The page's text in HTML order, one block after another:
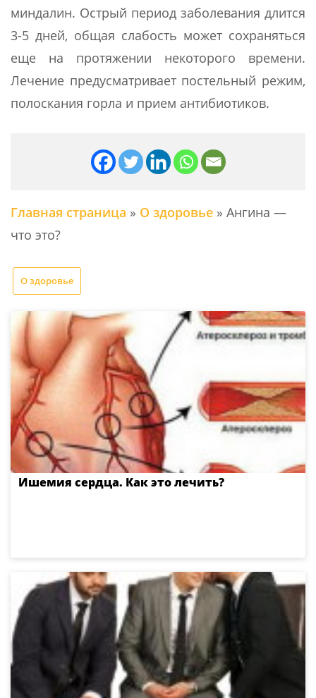
миндалин. Острый период заболевания длится
3-5 дней, общая слабость может сохраняться
еще на протяжении некоторого времени.
Лечение предусматривает постельный режим,
полоскания горла и прием антибиотиков.
Главная страница » О здоровье » Ангина —
что это?
О здоровье
Ишемия сердца. Как это лечить?